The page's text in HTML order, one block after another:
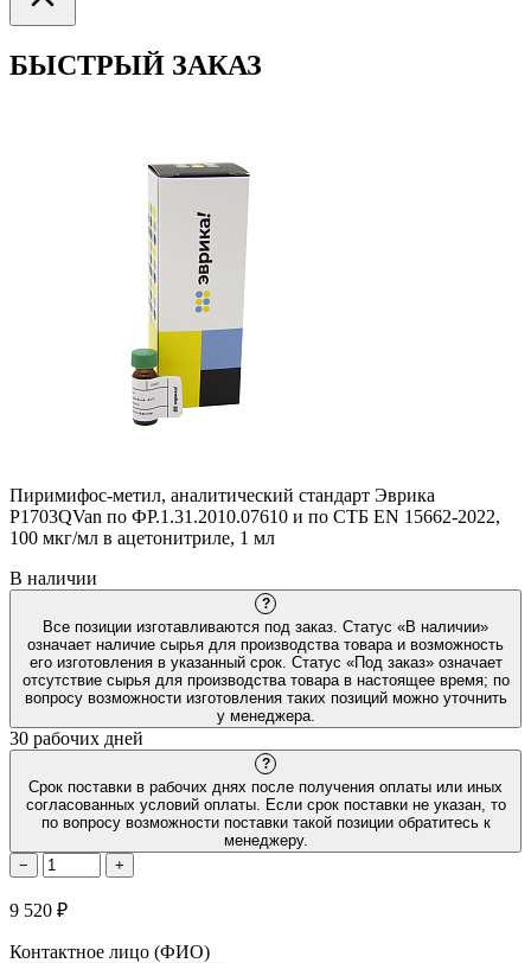
БЫСТРЫЙ ЗАКАЗ
Пиримифос-метил, аналитический стандарт Эврика
P1703QVan по ФР.1.31.2010.07610 и по СТБ EN 15662-2022,
100 мкг/мл в ацетонитриле, 1 мл
В наличии
?
Все позиции изготавливаются под заказ. Статус «В наличии»
означает наличие сырья для производства товара и возможность
его изготовления в указанный срок. Статус «Под заказ» означает
отсутствие сырья для производства товара в настоящее время; по
вопросу возможности изготовления таких позиций можно уточнить
у менеджера.
30 рабочих дней
?
Срок поставки в рабочих днях после получения оплаты или иных
согласованных условий оплаты. Если срок поставки не указан, то
по вопросу возможности поставки такой позиции обратитесь к
менеджеру.
−
+
9 520 ₽
Контактное лицо (ФИО)